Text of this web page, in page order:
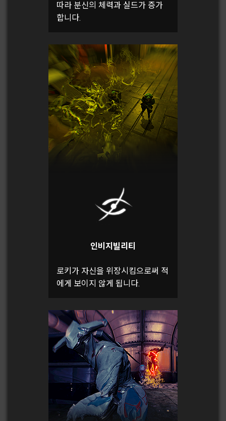
따라 분신의 체력과 실드가 증가
합니다.
인비지빌리티
로키가 자신을 위장시킴으로써 적
에게 보이지 않게 됩니다.